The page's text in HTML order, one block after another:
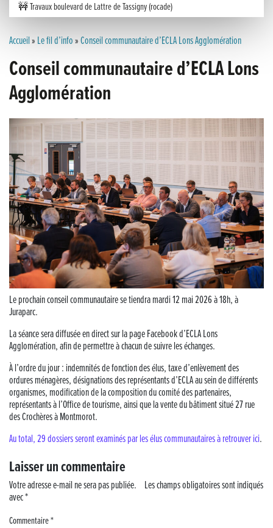
🚧 Travaux boulevard de Lattre de Tassigny (rocade)
Inauguration nouvelle station d’épuration (STEP) de Trenal
Festival des solutions écologiques 2026
Meilleurs voeux 2026
« France, une histoire d’amour », l’avant-première au Cinéma 4C !
Les Saisons Baroques du Jura 2025
Journée nationale de la Résistance
Dernier coup de pédale pour la Cyclosportive
Cyclosportive de La Vache qui rit : édition 2025
Musique dans la rue !
Retour sur la 5e édition du Tournoi Foot Civisme
Carton plein pour la Jog’in Music
Lutter contre la prolifération du moustique tigre sur le territoire d’ECLA
Une belle journée de découverte pour les élèves de Poligny !
Nouvelle signalétique rue Pasteur pour la Médiathèque Cinéma 4C
Summer Camp NBA Basketball School à Lons-le-Saunier !
🇫🇷✨ Cérémonie de la Victoire du 8 mai
Accueil» Le fil d’info»Conseil communautaire d’ECLA Lons Agglomération
Conseil communautaire d’ECLA Lons
Agglomération
Le prochain conseil communautaire se tiendra mardi 12 mai 2026 à 18h, à
Juraparc.
La séance sera diffusée en direct sur la page Facebook d’ECLA Lons
Agglomération, afin de permettre à chacun de suivre les échanges.
À l’ordre du jour : indemnités de fonction des élus, taxe d’enlèvement des
ordures ménagères, désignations des représentants d’ECLA au sein de différents
organismes, modification de la composition du comité des partenaires,
représentants à l’Office de tourisme, ainsi que la vente du bâtiment situé 27 rue
des Crochères à Montmorot.
Au total, 29 dossiers seront examinés par les élus communautaires à retrouver ici.
Laisser un commentaire
Votre adresse e-mail ne sera pas publiée.
Les champs obligatoires sont indiqués
avec*
Commentaire*